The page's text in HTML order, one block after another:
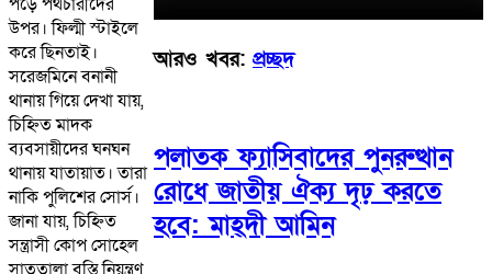
উপর। ফিল্মী স্টাইলে
করে ছিনতাই।
সরেজমিনে বনানী
থানায় গিয়ে দেখা যায়,
চিহ্নিত মাদক
ব্যবসায়ীদের ঘনঘন
থানায় যাতায়াত। তারা
নাকি পুলিশের সোর্স।
জানা যায়, চিহ্নিত
সন্ত্রাসী কোপ সোহেল
আরও খবর: প্রচ্ছদ
পলাতক ফ্যাসিবাদের পুনরুত্থান
রোধে জাতীয় ঐক্য দৃঢ় করতে
হবে: মাহ্দী আমিন